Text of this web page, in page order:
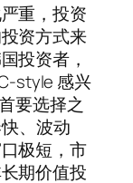
重，投资
资方式来
投资者，
style 感兴
要选择之
、波动
极短，市
期价值投